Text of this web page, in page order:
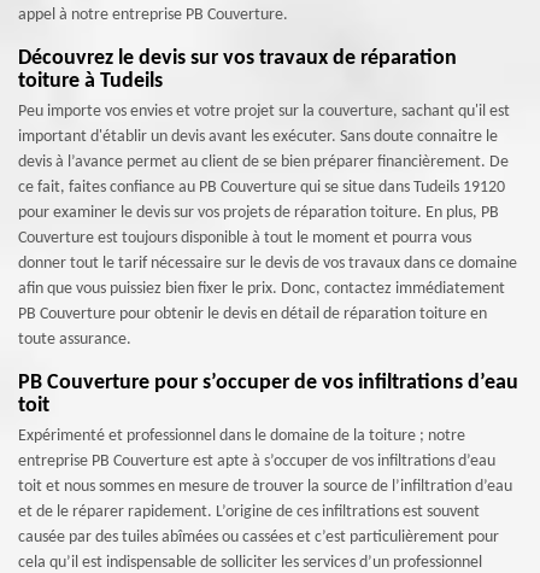
appel à notre entreprise PB Couverture.
Découvrez le devis sur vos travaux de réparation
toiture à Tudeils
Peu importe vos envies et votre projet sur la couverture, sachant qu'il est
important d'établir un devis avant les exécuter. Sans doute connaitre le
devis à l’avance permet au client de se bien préparer financièrement. De
ce fait, faites confiance au PB Couverture qui se situe dans Tudeils 19120
pour examiner le devis sur vos projets de réparation toiture. En plus, PB
Couverture est toujours disponible à tout le moment et pourra vous
donner tout le tarif nécessaire sur le devis de vos travaux dans ce domaine
afin que vous puissiez bien fixer le prix. Donc, contactez immédiatement
PB Couverture pour obtenir le devis en détail de réparation toiture en
toute assurance.
PB Couverture pour s’occuper de vos infiltrations d’eau
toit
Expérimenté et professionnel dans le domaine de la toiture ; notre
entreprise PB Couverture est apte à s’occuper de vos infiltrations d’eau
toit et nous sommes en mesure de trouver la source de l’infiltration d’eau
et de le réparer rapidement. L’origine de ces infiltrations est souvent
causée par des tuiles abîmées ou cassées et c’est particulièrement pour
cela qu’il est indispensable de solliciter les services d’un professionnel